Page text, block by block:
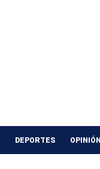
DEPORTES OPINIÓN